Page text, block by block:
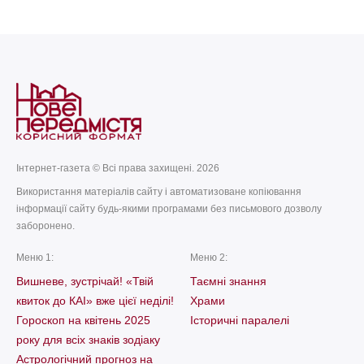
Інтернет-газета © Всі права захищені. 2026
Використання матеріалів сайту і автоматизоване копіювання
інформації сайту будь-якими програмами без письмового дозволу
заборонено.
Меню 1:
Вишневе, зустрічай! «Твій
квиток до КАІ» вже цієї неділі!
Гороскоп на квітень 2025
року для всіх знаків зодіаку
Астрологічний прогноз на
Меню 2:
Таємні знання
Храми
Історичні паралелі